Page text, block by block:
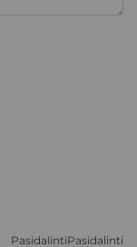
Pasidalinti
Pasidalinti